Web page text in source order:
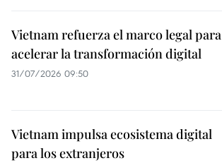
Vietnam refuerza el marco legal para
acelerar la transformación digital
31/07/2026 09:50
Vietnam impulsa ecosistema digital
para los extranjeros